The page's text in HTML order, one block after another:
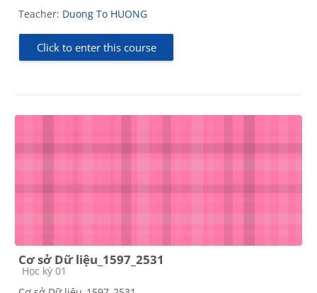
Teacher: Duong To HUONG
Click to enter this course
Cơ sở Dữ liệu_1597_2531
Course category
Học kỳ 01